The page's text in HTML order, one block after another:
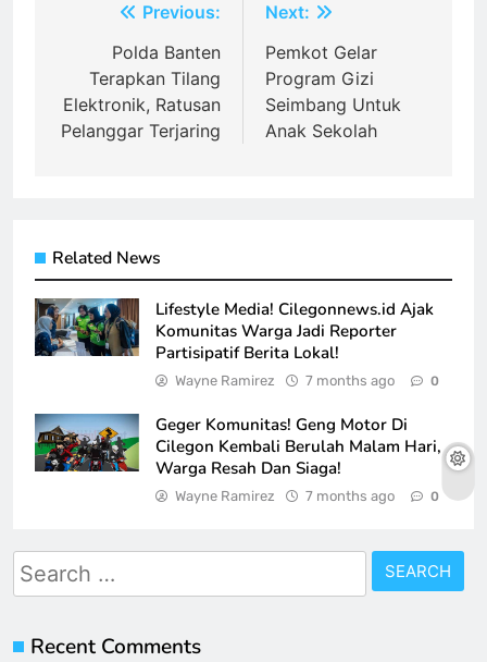
navigation
Previous:
Polda Banten
Terapkan Tilang
Elektronik, Ratusan
Pelanggar Terjaring
Next:
Pemkot Gelar
Program Gizi
Seimbang Untuk
Anak Sekolah
Related News
Lifestyle Media! Cilegonnews.id Ajak
Komunitas Warga Jadi Reporter
Partisipatif Berita Lokal!
Wayne Ramirez 7 months ago 0
Geger Komunitas! Geng Motor Di
Cilegon Kembali Berulah Malam Hari,
Warga Resah Dan Siaga!
Wayne Ramirez 7 months ago 0
Search
for:
Recent Comments